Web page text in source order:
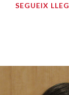
SEGUEIX